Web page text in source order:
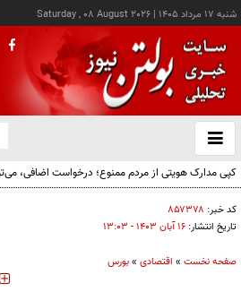
شنبه ۱۷ مرداد ۱۴۰۵ |
Saturday , 08 August 2026
باز
و
کپی مدارک هویتی از مردم ممنوع؛ درخواست اضافی،
داشته باشد!
کد خبر: ۸۵۷۳۷۸
تاریخ انتشار: ۱۶ آبان ۱۴۰۳ - ۱۳:۰۳
صفحه نخست » اقتصادی »بورس